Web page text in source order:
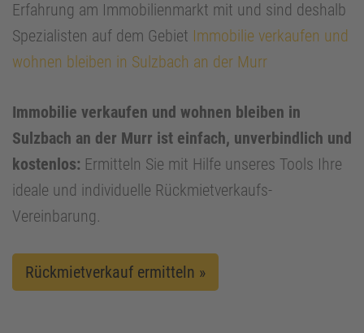
Erfahrung am Immobilienmarkt mit und sind deshalb
Spezialisten auf dem Gebiet Immobilie verkaufen und
wohnen bleiben in Sulzbach an der Murr
Immobilie verkaufen und wohnen bleiben in
Sulzbach an der Murr ist einfach, unverbindlich und
kostenlos: Ermitteln Sie mit Hilfe unseres Tools Ihre
ideale und individuelle Rückmietverkaufs-
Vereinbarung.
Rückmietverkauf ermitteln »